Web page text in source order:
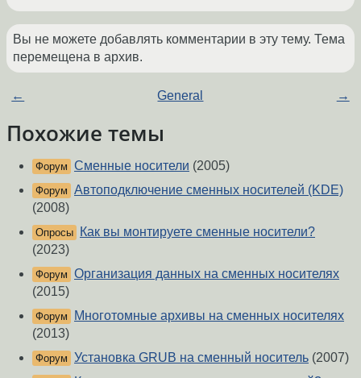
Вы не можете добавлять комментарии в эту тему. Тема
перемещена в архив.
← General →
Похожие темы
Форум Сменные носители (2005)
Форум Автоподключение сменных носителей (KDE)
(2008)
Опросы
Как вы монтируете сменные носители?
(2023)
Форум Организация данных на сменных носителях
(2015)
Форум
Многотомные архивы на сменных носителях
(2013)
Форум Установка GRUB на сменный носитель (2007)